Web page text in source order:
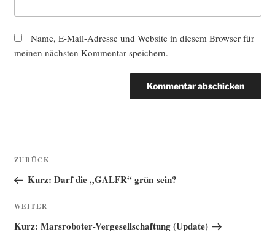
Name, E-Mail-Adresse und Website in diesem Browser für
meinen nächsten Kommentar speichern.
Beitragsnavigation
Vorheriger
Beitrag
ZURÜCK
Kurz: Darf die „GALFR“ grün sein?
Nächster
Beitrag
WEITER
Kurz: Marsroboter-Vergesellschaftung (Update)